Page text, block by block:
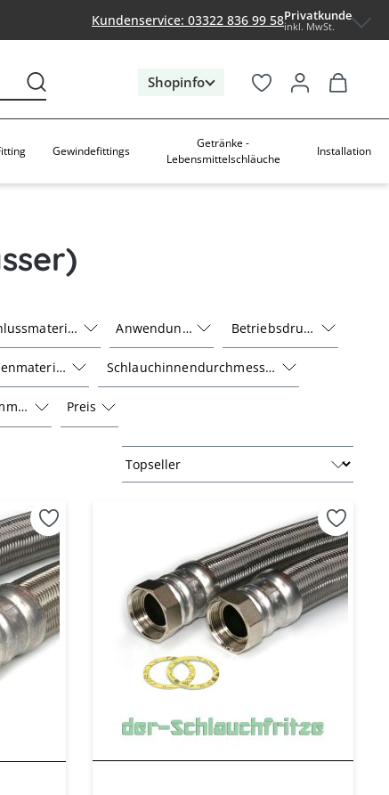
Kundenservice: 03322 836 99 58Privatkunde
inkl. MwSt.
Shopinfo
Gewindefittings
Getränke -
Lebensmittelschläuche
Installation
Anwendung Betriebsdruck
Schlauchinnendurchmesser
Preis